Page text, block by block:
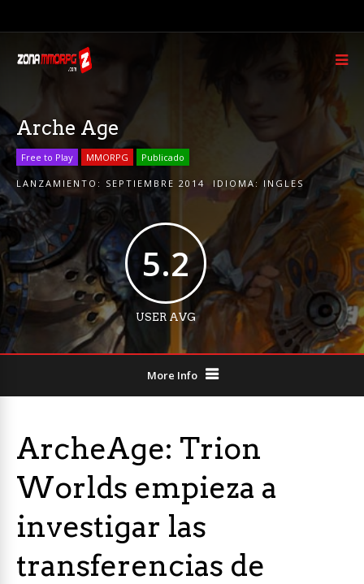
Arche Age
Free to Play MMORPG Publicado
LANZAMIENTO: SEPTIEMBRE 2014 IDIOMA: INGLES
5.2
USER AVG
More Info
ArcheAge: Trion
Worlds empieza a
investigar las
transferencias de